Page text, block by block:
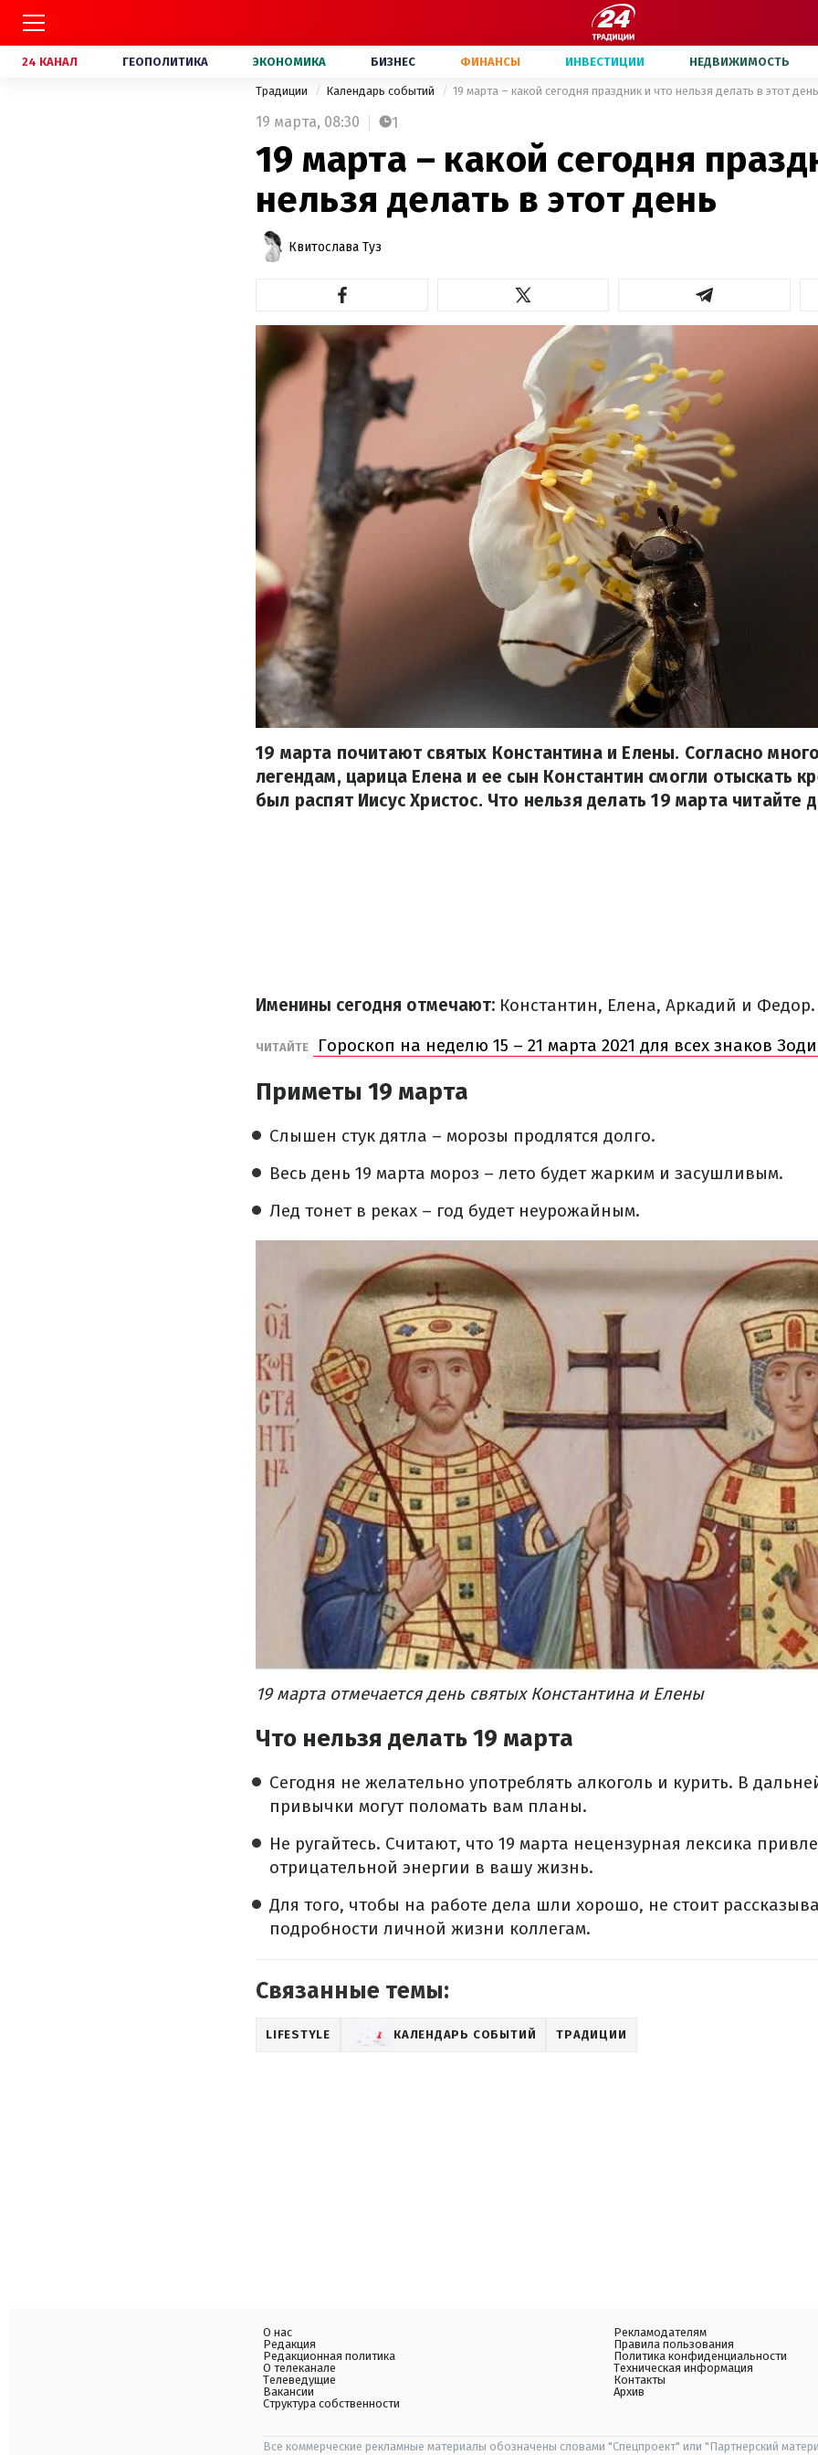
24 КАНАЛ ГЕОПОЛИТИКА ЭКОНОМИКА БИЗНЕС ФИНАНСЫ ИНВЕСТИЦИИ НЕДВИЖИМОСТЬ
Традиции Календарь событий 19 марта – какой сегодня праздник и что нельзя делать в этот день
19 марта, 08:30 1
19 марта – какой сегодня
нельзя делать в этот день
Квитослава Туз
19 марта почитают святых Константина и Елены. Согласно
легендам, царица Елена и ее сын Константин смогли отыскать
был распят Иисус Христос. Что нельзя делать 19 марта читайте
Именины сегодня отмечают: Константин, Елена, Аркадий и Федор.
ЧИТАЙТЕ Гороскоп на неделю 15 – 21 марта 2021 для всех знаков
Приметы 19 марта
Слышен стук дятла – морозы продлятся долго.
Весь день 19 марта мороз – лето будет жарким и засушливым.
Лед тонет в реках – год будет неурожайным.
19 марта отмечается день святых Константина и Елены
Что нельзя делать 19 марта
Сегодня не желательно употреблять алкоголь и курить. В
привычки могут поломать вам планы.
Не ругайтесь. Считают, что 19 марта нецензурная лексика
отрицательной энергии в вашу жизнь.
Для того, чтобы на работе дела шли хорошо, не стоит
подробности личной жизни коллегам.
Связанные темы:
LIFESTYLE КАЛЕНДАРЬ СОБЫТИЙ ТРАДИЦИИ
О нас
Редакция
Редакционная политика
О телеканале
Телеведущие
Вакансии
Структура собственности
Рекламодателям
Правила пользования
Политика конфиденциальности
Техническая информация
Контакты
Архив
Все коммерческие рекламные материалы обозначены словами "Спецпроект" или "Партнерский